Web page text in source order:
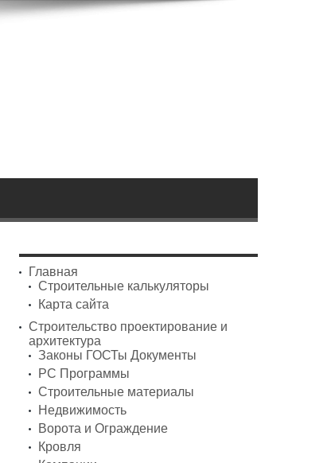
Главная
Строительные калькуляторы
Карта сайта
Строительство проектирование и
архитектура
Законы ГОСТы Документы
PC Программы
Строительные материалы
Недвижимость
Ворота и Ограждение
Кровля